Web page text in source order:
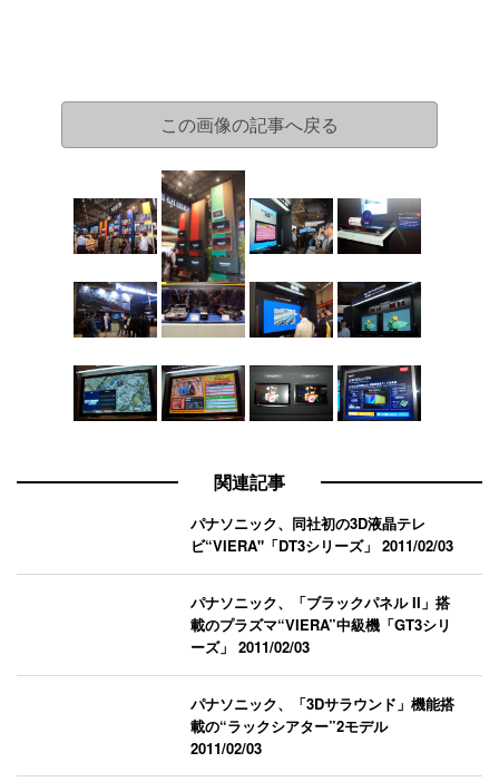
この画像の記事へ戻る
関連記事
パナソニック、同社初の3D液晶テレ
ビ“VIERA"「DT3シリーズ」2011/02/03
パナソニック、「ブラックパネル II」搭
載のプラズマ“VIERA”中級機「GT3シリ
ーズ」2011/02/03
パナソニック、「3Dサラウンド」機能搭
載の“ラックシアター”2モデル
2011/02/03